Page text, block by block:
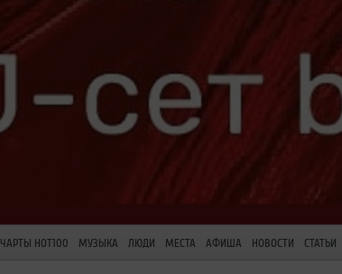
ЧАРТЫ HOT100 МУЗЫКА ЛЮДИ МЕСТА АФИША НОВОСТИ СТАТЬИ